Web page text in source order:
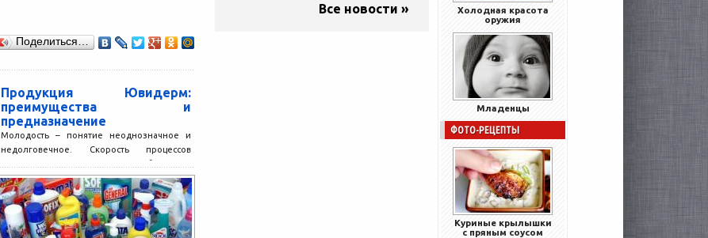
Поделиться…
Продукция Ювидерм:
преимущества и
предназначение
Молодость – понятие неоднозначное и
недолговечное. Скорость процессов
старения напрямую зависит от большого
перечня внутренних и внешних факторов –
физиологических...
Все новости »
Холодная красота
оружия
Младенцы
ФОТО-РЕЦЕПТЫ
Куриные крылышки
с пряным соусом